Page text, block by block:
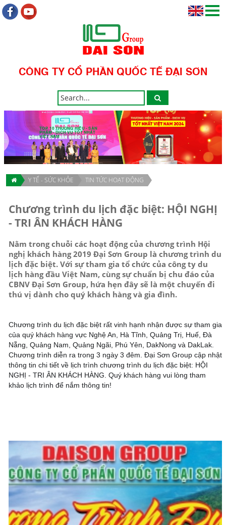
CÔNG TY CỔ PHẦN QUỐC TẾ ĐẠI SƠN
TOP 10 THƯƠNG HIỆU - SẢN
PHẨM - DỊCH VỤ TỐT NHẤT
VIỆT NAM
Y TẾ - SỨC KHỎE TIN TỨC HOẠT ĐỘNG
Chương trình du lịch đặc biệt: HỘI NGHỊ
- TRI ÂN KHÁCH HÀNG
Nằm trong chuỗi các hoạt động của chương trình Hội
nghị khách hàng 2019 Đại Sơn Group là chương trình du
lịch đặc biệt. Với sự tham gia tổ chức của công ty du
lịch hàng đầu Việt Nam, cùng sự chuẩn bị chu đáo của
CBNV Đại Sơn Group, hứa hẹn đây sẽ là một chuyến đi
thú vị dành cho quý khách hàng và gia đình.
Chương trình du lịch đặc biệt rất vinh hạnh nhận được sự tham gia
của quý khách hàng vực Nghệ An, Hà Tĩnh, Quảng Trị, Huế, Đà
Nẵng, Quảng Nam, Quảng Ngãi, Phú Yên, DakNong và DakLak.
Chương trình diễn ra trong 3 ngày 3 đêm. Đại Sơn Group cập nhật
thông tin chi tiết về lịch trình chương trình du lịch đặc biệt: HỘI
NGHỊ - TRI ÂN KHÁCH HÀNG. Quý khách hàng vui lòng tham
khảo lịch trình để nắm thông tin!